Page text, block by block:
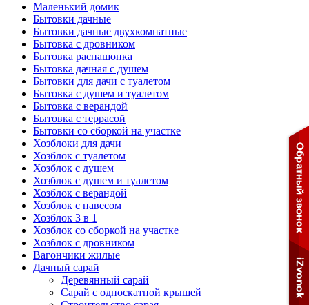
Маленький домик
Бытовки дачные
Бытовки дачные двухкомнатные
Бытовка с дровником
Бытовка распашонка
Бытовка дачная с душем
Бытовки для дачи с туалетом
Бытовка с душем и туалетом
Бытовка с верандой
Бытовка с террасой
Бытовки со сборкой на участке
Хозблоки для дачи
Хозблок с туалетом
Хозблок с душем
Хозблок с душем и туалетом
Хозблок с верандой
Хозблок с навесом
Хозблок 3 в 1
Хозблок со сборкой на участке
Хозблок с дровником
Вагончики жилые
Дачный сарай
Деревянный сарай
Cарай с односкатной крышей